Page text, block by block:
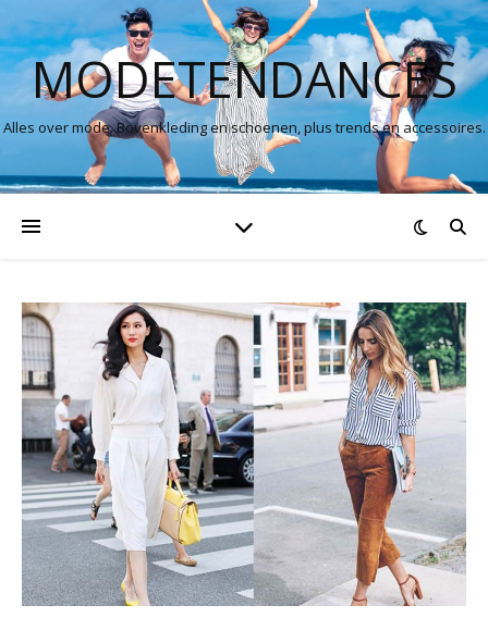
MODETENDANCES
Alles over mode. Bovenkleding en schoenen, plus trends en accessoires.